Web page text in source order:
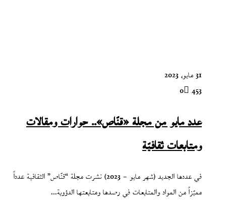
31 مايو، 2023
0 453
عدد مايو من مجلة «قنّاص».. حوارات ومقالات
ومتابعات ثقافيّة
في عددها الجديد (شهر مايو – 2023) نشرت مجلة “قنّاص” الثقافية عدداً
مميّزاً من المواد والمتابعات في رصدها ومتابعتها الدؤوبة…